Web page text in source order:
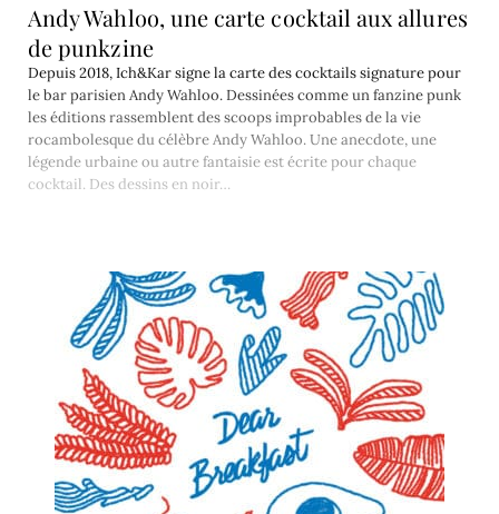
Andy Wahloo, une carte cocktail aux allures
de punkzine
Depuis 2018, Ich&Kar signe la carte des cocktails signature pour
le bar parisien Andy Wahloo. Dessinées comme un fanzine punk
les éditions rassemblent des scoops improbables de la vie
rocambolesque du célèbre Andy Wahloo. Une anecdote, une
légende urbaine ou autre fantaisie est écrite pour chaque
cocktail. Des dessins en noir…